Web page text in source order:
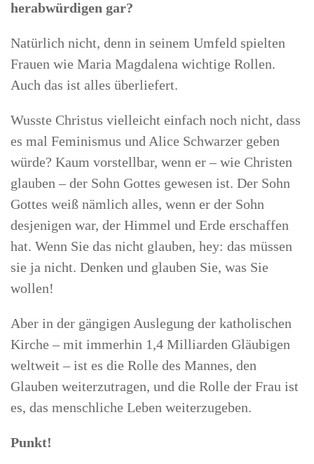
herabwürdigen gar?
Natürlich nicht, denn in seinem Umfeld spielten
Frauen wie Maria Magdalena wichtige Rollen.
Auch das ist alles überliefert.
Wusste Christus vielleicht einfach noch nicht, dass
es mal Feminismus und Alice Schwarzer geben
würde? Kaum vorstellbar, wenn er – wie Christen
glauben – der Sohn Gottes gewesen ist. Der Sohn
Gottes weiß nämlich alles, wenn er der Sohn
desjenigen war, der Himmel und Erde erschaffen
hat. Wenn Sie das nicht glauben, hey: das müssen
sie ja nicht. Denken und glauben Sie, was Sie
wollen!
Aber in der gängigen Auslegung der katholischen
Kirche – mit immerhin 1,4 Milliarden Gläubigen
weltweit – ist es die Rolle des Mannes, den
Glauben weiterzutragen, und die Rolle der Frau ist
es, das menschliche Leben weiterzugeben.
Punkt!